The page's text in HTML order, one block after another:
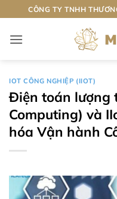
qua
nội
CÔNG TY TNHH
IOT CÔNG NGHIỆP (IIOT)
Điện toán lượng
Computing) và
hóa Vận hành